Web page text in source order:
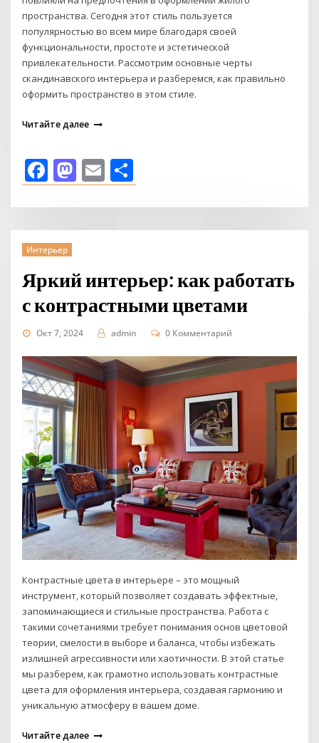
пространства. Сегодня этот стиль пользуется
популярностью во всем мире благодаря своей
функциональности, простоте и эстетической
привлекательности. Рассмотрим основные черты
скандинавского интерьера и разберемся, как правильно
оформить пространство в этом стиле.
Читайте далее
Facebook
Mastodon
Email
Интерьер
Яркий интерьер: как работать
с контрастными цветами
Окт 7, 2024 admin 0 Комментарий
Контрастные цвета в интерьере – это мощный
инструмент, который позволяет создавать эффектные,
запоминающиеся и стильные пространства. Работа с
такими сочетаниями требует понимания основ цветовой
теории, смелости в выборе и баланса, чтобы избежать
излишней агрессивности или хаотичности. В этой статье
мы разберем, как грамотно использовать контрастные
цвета для оформления интерьера, создавая гармонию и
уникальную атмосферу в вашем доме.
Читайте далее